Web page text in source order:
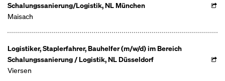
Schalungssanierung/Logistik, NL München
Maisach
Logistiker, Staplerfahrer, Bauhelfer (m/w/d) im Bereich
Schalungssanierung / Logistik, NL Düsseldorf
Viersen